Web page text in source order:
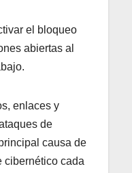
el bloqueo
abiertas al
enlaces y
de
causa de
cibernético cada